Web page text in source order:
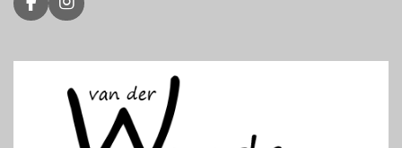
F
a
e
I
n
t
g
r
a
m